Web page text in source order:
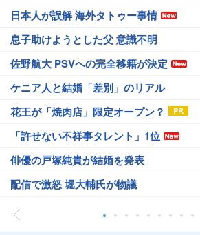
日本人が誤解 海外タトゥー事情
息子助けようとした父 意識不明
佐野航大 PSVへの完全移籍が決定
ケニア人と結婚「差別」のリアル
花王が「焼肉店」限定オープン？
「許せない不祥事タレント」1位
俳優の戸塚純貴が結婚を発表
配信で激怒 堀大輔氏が物議